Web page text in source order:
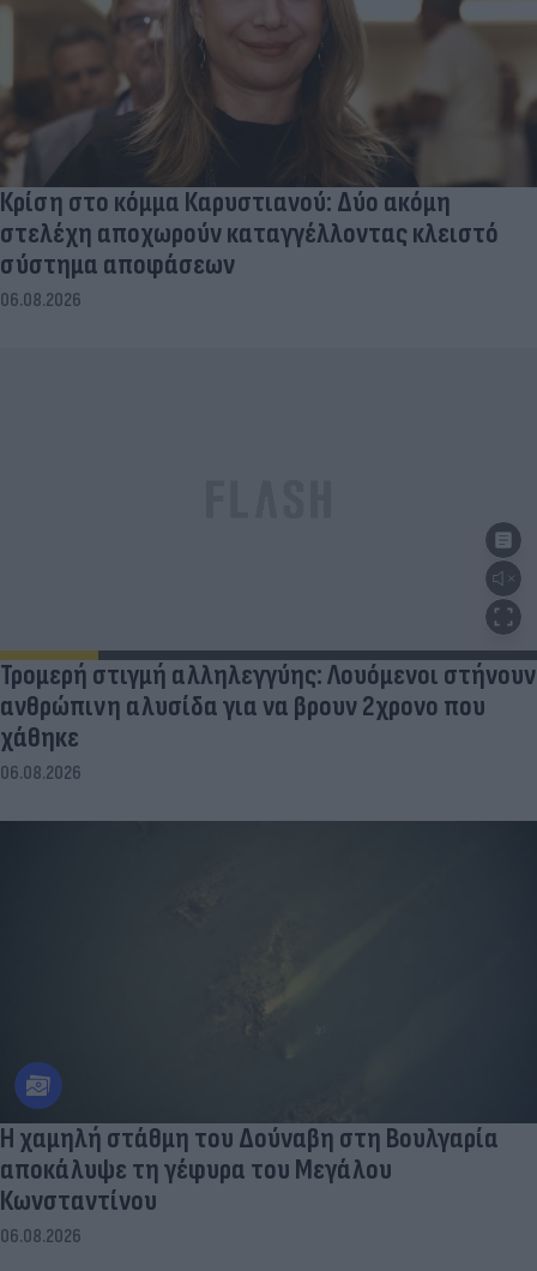
Κρίση στο κόμμα Καρυστιανού: Δύο ακόμη
στελέχη αποχωρούν καταγγέλλοντας κλειστό
σύστημα αποφάσεων
06.08.2026
Τρομερή στιγμή αλληλεγγύης: Λουόμενοι στήνουν
ανθρώπινη αλυσίδα για να βρουν 2χρονο που
χάθηκε
06.08.2026
Η χαμηλή στάθμη του Δούναβη στη Βουλγαρία
αποκάλυψε τη γέφυρα του Μεγάλου
Κωνσταντίνου
06.08.2026